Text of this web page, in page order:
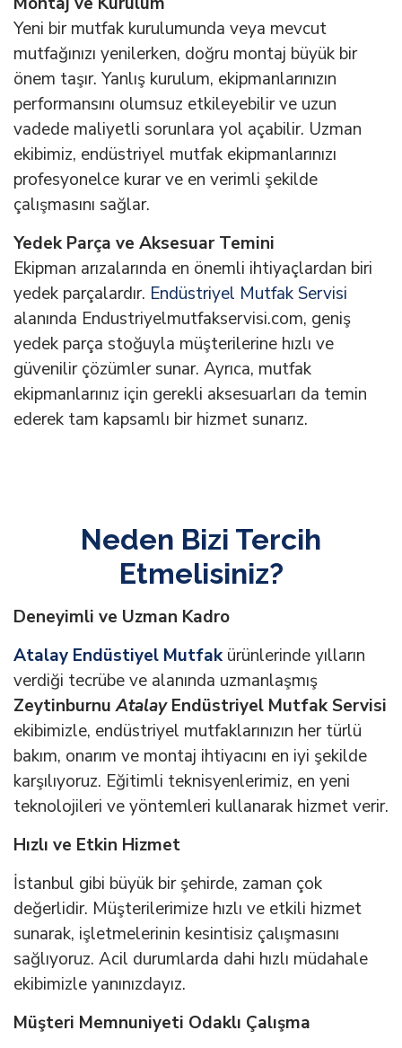
Yeni bir mutfak kurulumunda veya mevcut
mutfağınızı yenilerken, doğru montaj büyük bir
önem taşır. Yanlış kurulum, ekipmanlarınızın
performansını olumsuz etkileyebilir ve uzun
vadede maliyetli sorunlara yol açabilir. Uzman
ekibimiz, endüstriyel mutfak ekipmanlarınızı
profesyonelce kurar ve en verimli şekilde
çalışmasını sağlar.
Yedek Parça ve Aksesuar Temini
Ekipman arızalarında en önemli ihtiyaçlardan biri
yedek parçalardır. Endüstriyel Mutfak Servisi
alanında Endustriyelmutfakservisi.com, geniş
yedek parça stoğuyla müşterilerine hızlı ve
güvenilir çözümler sunar. Ayrıca, mutfak
ekipmanlarınız için gerekli aksesuarları da temin
ederek tam kapsamlı bir hizmet sunarız.
Neden Bizi Tercih
Etmelisiniz?
Deneyimli ve Uzman Kadro
Atalay Endüstiyel Mutfakürünlerinde yılların
verdiği tecrübe ve alanında uzmanlaşmış
ZeytinburnuAtalayEndüstriyel Mutfak Servisi
ekibimizle, endüstriyel mutfaklarınızın her türlü
bakım, onarım ve montaj ihtiyacını en iyi şekilde
karşılıyoruz. Eğitimli teknisyenlerimiz, en yeni
teknolojileri ve yöntemleri kullanarak hizmet verir.
Hızlı ve Etkin Hizmet
İstanbul gibi büyük bir şehirde, zaman çok
değerlidir. Müşterilerimize hızlı ve etkili hizmet
sunarak, işletmelerinin kesintisiz çalışmasını
sağlıyoruz. Acil durumlarda dahi hızlı müdahale
ekibimizle yanınızdayız.
Müşteri Memnuniyeti Odaklı Çalışma